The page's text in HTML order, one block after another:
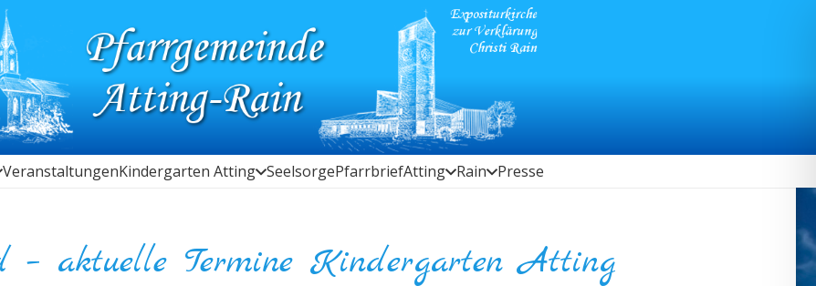
VeranstaltungenKindergarten Atting SeelsorgePfarrbriefAtting Rain Presse
– aktuelle Termine Kindergarten Atting